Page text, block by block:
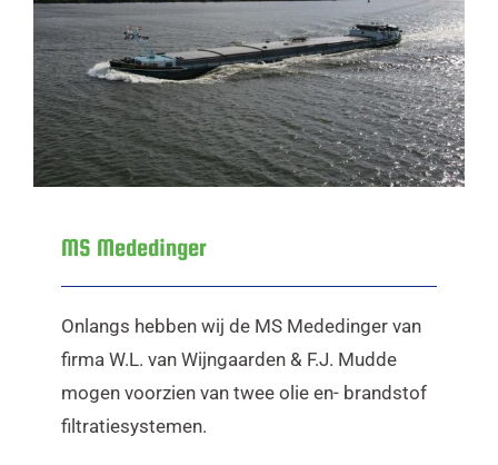
MS Mededinger
MS Mededinger
Onlangs hebben wij de MS Mededinger van
firma W.L. van Wijngaarden & F.J. Mudde
mogen voorzien van twee olie en- brandstof
filtratiesystemen.